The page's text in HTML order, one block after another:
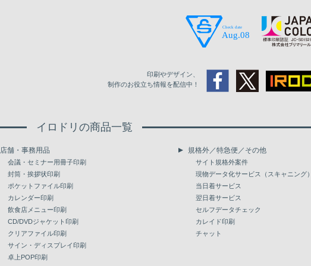
324,344
333,351
342,358
351,363
360,368
369,779
印刷やデザイン、
制作のお役立ち情報を配信中！
イロドリの商品一覧
店舗・事務用品
会議・セミナー用冊子印刷
封筒・挨拶状印刷
ポケットファイル印刷
カレンダー印刷
飲食店メニュー印刷
CD/DVDジャケット印刷
クリアファイル印刷
サイン・ディスプレイ印刷
卓上POP印刷
規格外／特急便／その他
サイト規格外案件
現物データ化サービス（スキャニング）
当日着サービス
翌日着サービス
セルフデータチェック
カレイド印刷
チャット